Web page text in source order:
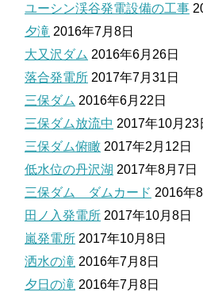
ユーシン渓谷発電設備の工事
夕滝 2016年7月8日
大又沢ダム 2016年6月26日
落合発電所 2017年7月31日
三保ダム 2016年6月22日
三保ダム放流中 2017年10月23
三保ダム俯瞰 2017年2月12日
低水位の丹沢湖 2017年8月7日
三保ダム ダムカード 2016年
田ノ入発電所 2017年10月8日
嵐発電所 2017年10月8日
洒水の滝 2016年7月8日
夕日の滝 2016年7月8日